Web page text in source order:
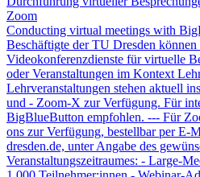
Zoom
Conducting virtual meetings with
Beschäftigte der TU Dresden können
Videokonferenzdienste für virtuelle
oder Veranstaltungen im Kontext
Lehrveranstaltungen stehen aktuell
und - Zoom-X zur Verfügung. Für
BigBlueButton empfohlen. --- Für
ons zur Verfügung, bestellbar per E-
dresden.de, unter Angabe des
Veranstaltungszeitraumes: - Large-